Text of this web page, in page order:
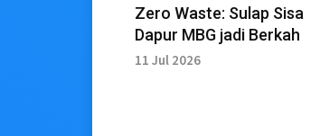
Zero Waste: Sulap Sisa
Dapur MBG jadi Berkah
11 Jul 2026